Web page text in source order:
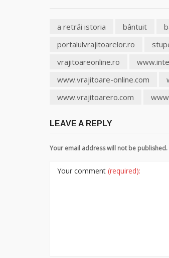
a retrăi istoria bântuit
portalulvrajitoarelor.ro
vrajitoareonline.ro
www.vrajitoare-online.com
www.vrajitoarero.com
LEAVE A REPLY
Your email address will not be
Your comment (required):